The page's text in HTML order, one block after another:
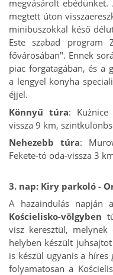
megvásárolt
megtett úton
minibuszokkal késő
Este szabad program
fővárosában". Ennek
piac forgatagában, és a
a lengyel konyha
éjjel.
Könnyű túra:
vissza 9 km,
Nehezebb túra:
Fekete-tó oda-vissza 3
3. nap: Kiry parkoló -
A hazaindulás napján
Kościelisko-völgyben
visz keresztül,
helyben készült
is készül ugyanis a
folyamatosan a